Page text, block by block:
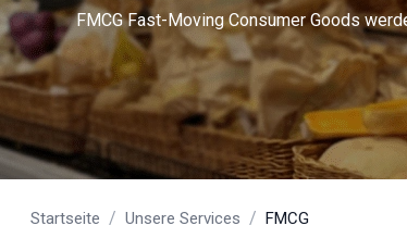
FMCG Fast-Moving Consumer Goods
Startseite / Unsere Services / FMCG